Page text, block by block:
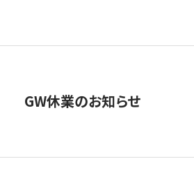
GW休業のお知らせ